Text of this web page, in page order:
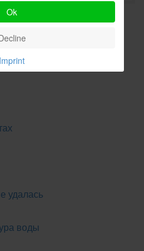
удалась
воды
Ok
Imprint